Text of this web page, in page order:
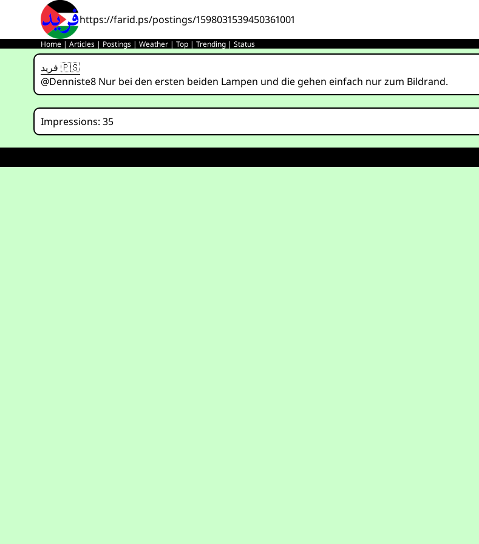
https://farid.ps/postings/1598031539450361001
Home |Articles | Postings |Weather |Top |Trending |Status
فريد 🇵🇸
@Denniste8 Nur bei den ersten beiden Lampen und die gehen einfach nur zum Bildrand.
Impressions: 35